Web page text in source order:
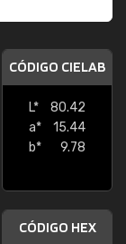
CÓDIGO CIELAB
L*
80.42
a*
15.44
b*
9.78
CÓDIGO HEX